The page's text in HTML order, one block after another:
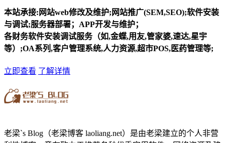
本站承接:网站web修改及维护;网站推广(SEM,SEO);软件安装
与调试;服务器部署；APP开发与维护；
各财务软件安装调试服务（如,金蝶,用友,管家婆,速达,星宇
等）;OA系列,客户管理系统,人力资源,超市POS,医药管理等;
立即查看 了解详情
老梁`s Blog（老梁博客 laoliang.net）是由老梁建立的个人非营